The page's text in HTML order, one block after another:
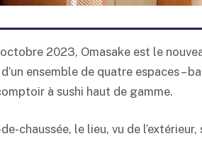
2023, Omasake est le
ensemble de quatre espaces –
à sushi haut de gamme.
chaussée, le lieu, vu de